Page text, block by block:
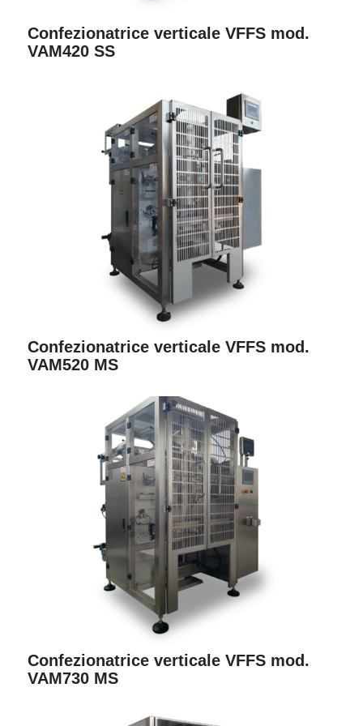
Confezionatrice verticale VFFS mod.
VAM420 SS
Confezionatrice verticale VFFS mod.
VAM520 MS
Confezionatrice verticale VFFS mod.
VAM730 MS